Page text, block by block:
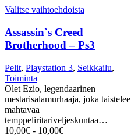
Valitse vaihtoehdoista
Assassin`s Creed
Brotherhood – Ps3
Pelit, Playstation 3, Seikkailu,
Toiminta
Olet Ezio, legendaarinen
mestarisalamurhaaja, joka taistelee
mahtavaa
temppeliritariveljeskuntaa…
10,00€ - 10,00€